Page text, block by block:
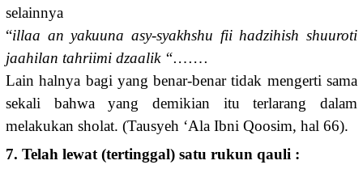
selainnya
“illaa an yakuuna asy-syakhshu fii hadzihish shuuroti
jaahilan tahriimi dzaalik “.……
Lain halnya bagi yang benar-benar tidak mengerti sama
sekali bahwa yang demikian itu terlarang dalam
melakukan sholat. (Tausyeh ‘Ala Ibni Qoosim, hal 66).
7. Telah lewat (tertinggal) satu rukun qauli :